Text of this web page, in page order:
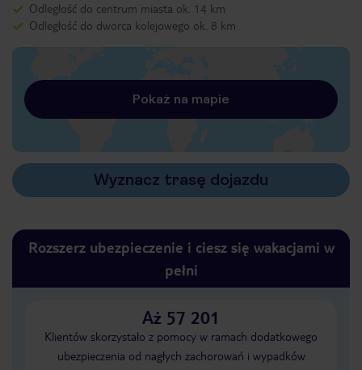
Odległość do centrum miasta ok. 14 km
Odległość do dworca kolejowego ok. 8 km
Pokaż na mapie
Wyznacz trasę dojazdu
Rozszerz ubezpieczenie i ciesz się wakacjami w
pełni
Aż 57 201
Klientów skorzystało z pomocy w ramach dodatkowego
ubezpieczenia od nagłych zachorowań i wypadków